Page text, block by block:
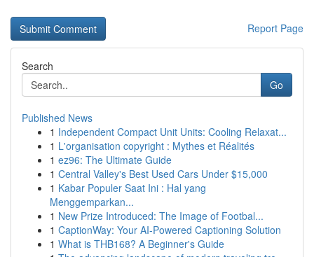
Report Page
Search
Go
Published News
1 Independent Compact Unit Units: Cooling Relaxat...
1 L'organisation copyright : Mythes et Réalités
1 ez96: The Ultimate Guide
1 Central Valley's Best Used Cars Under $15,000
1 Kabar Populer Saat Ini : Hal yang
Menggemparkan...
1 New Prize Introduced: The Image of Footbal...
1 CaptionWay: Your AI-Powered Captioning Solution
1 What is THB168? A Beginner's Guide